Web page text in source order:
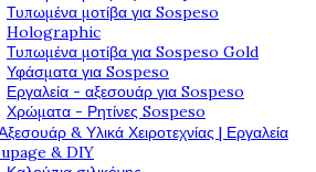
Τυπωμένα μοτίβα για Sospeso
Holographic
Τυπωμένα μοτίβα για Sospeso Gold
Υφάσματα για Sospeso
Εργαλεία - αξεσουάρ για Sospeso
Χρώματα - Ρητίνες Sospeso
& Υλικά Χειροτεχνίας | Εργαλεία
& DIY